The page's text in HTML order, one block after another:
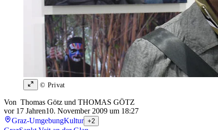
© Privat
Von Thomas Götz und THOMAS GÖTZ
vor 17 Jahren10. November 2009 um 18:27
Graz-UmgebungKultur +2